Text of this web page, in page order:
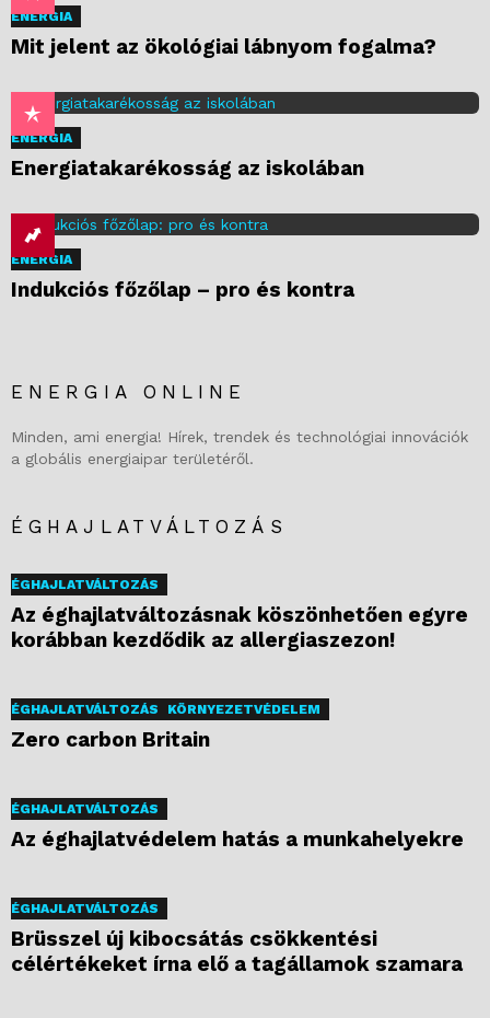
ENERGIA
Mit jelent az ökológiai lábnyom fogalma?
ENERGIA
Energiatakarékosság az iskolában
ENERGIA
Indukciós főzőlap – pro és kontra
ENERGIA ONLINE
Minden, ami energia! Hírek, trendek és technológiai innovációk
a globális energiaipar területéről.
ÉGHAJLATVÁLTOZÁS
ÉGHAJLATVÁLTOZÁS
Az éghajlatváltozásnak köszönhetően egyre
korábban kezdődik az allergiaszezon!
ÉGHAJLATVÁLTOZÁS KÖRNYEZETVÉDELEM
Zero carbon Britain
ÉGHAJLATVÁLTOZÁS
Az éghajlatvédelem hatás a munkahelyekre
ÉGHAJLATVÁLTOZÁS
Brüsszel új kibocsátás csökkentési
célértékeket írna elő a tagállamok szamara